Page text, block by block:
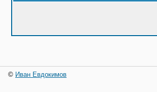
© Иван Евдокимов